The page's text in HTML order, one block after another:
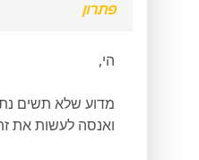
פתרון
הי,
מדוע שלא תשים
ואנסה לעשות את